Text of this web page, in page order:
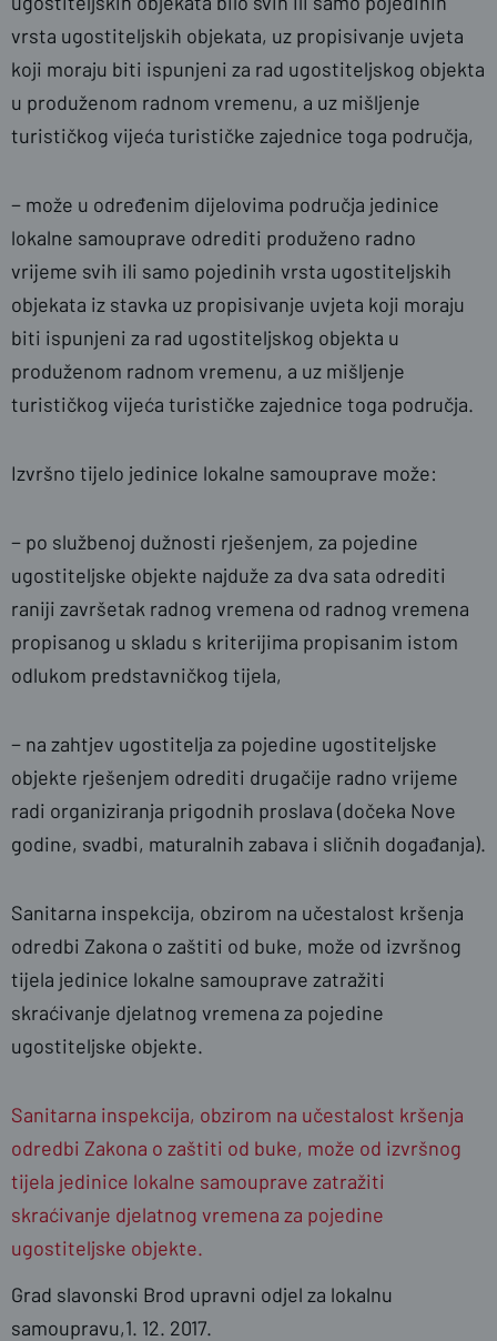
vrsta ugostiteljskih objekata, uz propisivanje uvjeta
koji moraju biti ispunjeni za rad ugostiteljskog objekta
u produženom radnom vremenu, a uz mišljenje
turističkog vijeća turističke zajednice toga područja,
− može u određenim dijelovima područja jedinice
lokalne samouprave odrediti produženo radno
vrijeme svih ili samo pojedinih vrsta ugostiteljskih
objekata iz stavka uz propisivanje uvjeta koji moraju
biti ispunjeni za rad ugostiteljskog objekta u
produženom radnom vremenu, a uz mišljenje
turističkog vijeća turističke zajednice toga područja.
Izvršno tijelo jedinice lokalne samouprave može:
− po službenoj dužnosti rješenjem, za pojedine
ugostiteljske objekte najduže za dva sata odrediti
raniji završetak radnog vremena od radnog vremena
propisanog u skladu s kriterijima propisanim istom
odlukom predstavničkog tijela,
− na zahtjev ugostitelja za pojedine ugostiteljske
objekte rješenjem odrediti drugačije radno vrijeme
radi organiziranja prigodnih proslava (dočeka Nove
godine, svadbi, maturalnih zabava i sličnih događanja).
Sanitarna inspekcija, obzirom na učestalost kršenja
odredbi Zakona o zaštiti od buke, može od izvršnog
tijela jedinice lokalne samouprave zatražiti
skraćivanje djelatnog vremena za pojedine
ugostiteljske objekte.
Sanitarna inspekcija, obzirom na učestalost kršenja
odredbi Zakona o zaštiti od buke, može od izvršnog
tijela jedinice lokalne samouprave zatražiti
skraćivanje djelatnog vremena za pojedine
ugostiteljske objekte.
Grad slavonski Brod upravni odjel za lokalnu
samoupravu,1. 12. 2017.